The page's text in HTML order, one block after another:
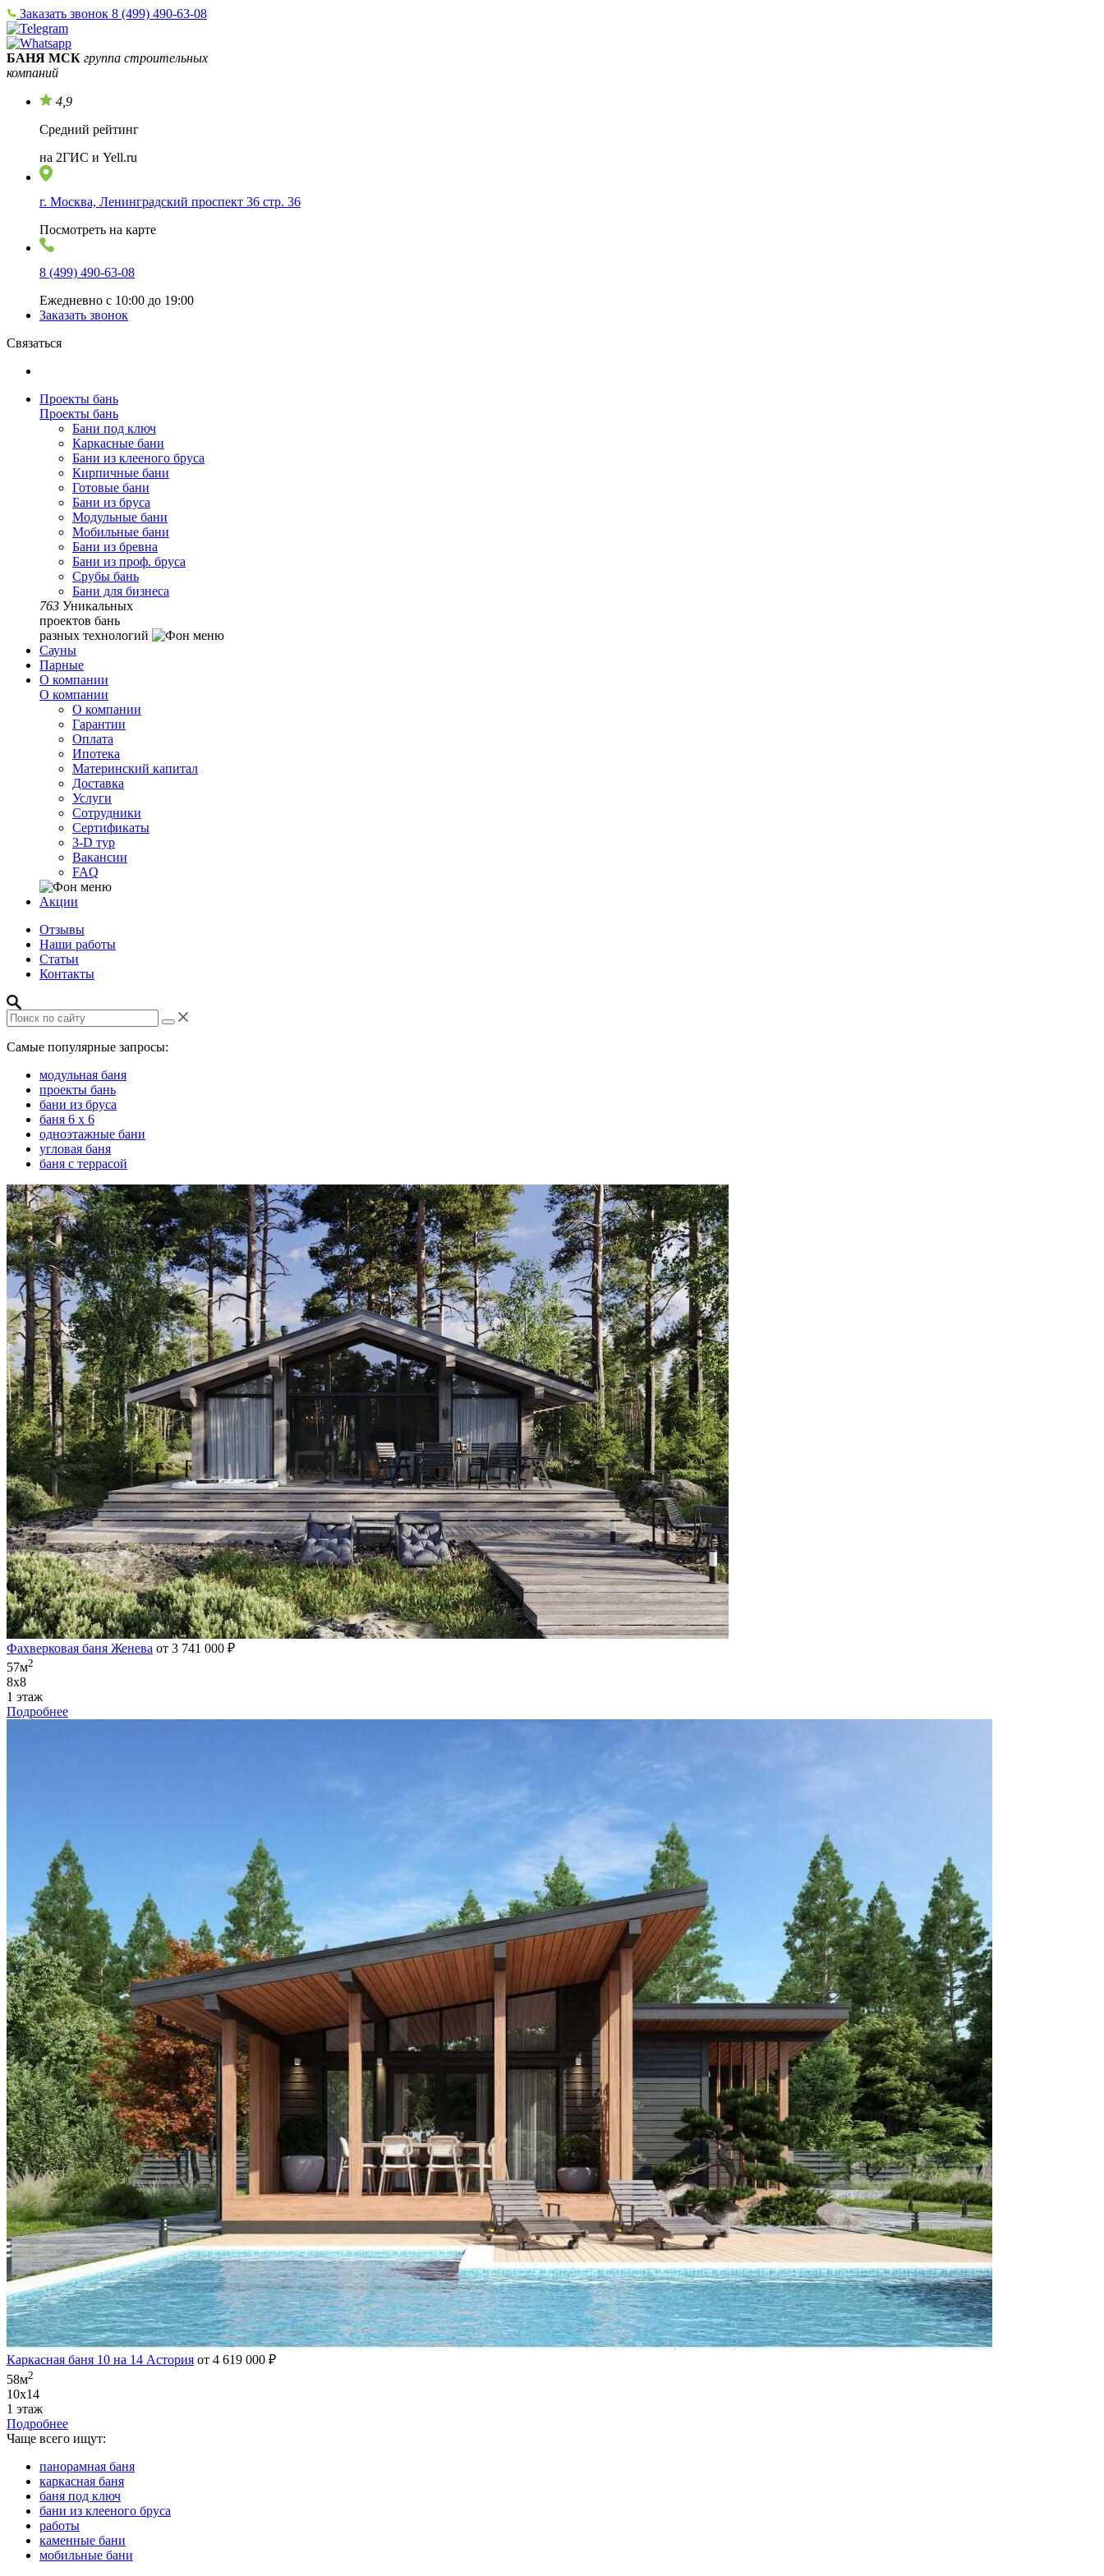
Заказать звонок 8 (499) 490-63-08
БАНЯ МСК группа строительных
компаний
4,9
Средний рейтинг
на 2ГИС и Yell.ru
г. Москва, Ленинградский проспект 36 стр. 36
Посмотреть на карте
8 (499) 490-63-08
Ежедневно с 10:00 до 19:00
Заказать звонок
Связаться
Проекты бань
Проекты бань
Бани под ключ
Каркасные бани
Бани из клееного бруса
Кирпичные бани
Готовые бани
Бани из бруса
Модульные бани
Мобильные бани
Бани из бревна
Бани из проф. бруса
Срубы бань
Бани для бизнеса
763 Уникальных
проектов бань
разных технологий
Сауны
Парные
О компании
О компании
О компании
Гарантии
Оплата
Ипотека
Материнский капитал
Доставка
Услуги
Сотрудники
Сертификаты
3-D тур
Вакансии
FAQ
Акции
Отзывы
Наши работы
Статьи
Контакты
Самые популярные запросы:
модульная баня
проекты бань
бани из бруса
баня 6 х 6
одноэтажные бани
угловая баня
баня с террасой
Фахверковая баня Женева от 3 741 000 ₽
57м2
8х8
1 этаж
Подробнее
Каркасная баня 10 на 14 Астория от 4 619 000 ₽
58м2
10х14
1 этаж
Подробнее
Чаще всего ищут:
панорамная баня
каркасная баня
баня под ключ
бани из клееного бруса
работы
каменные бани
мобильные бани